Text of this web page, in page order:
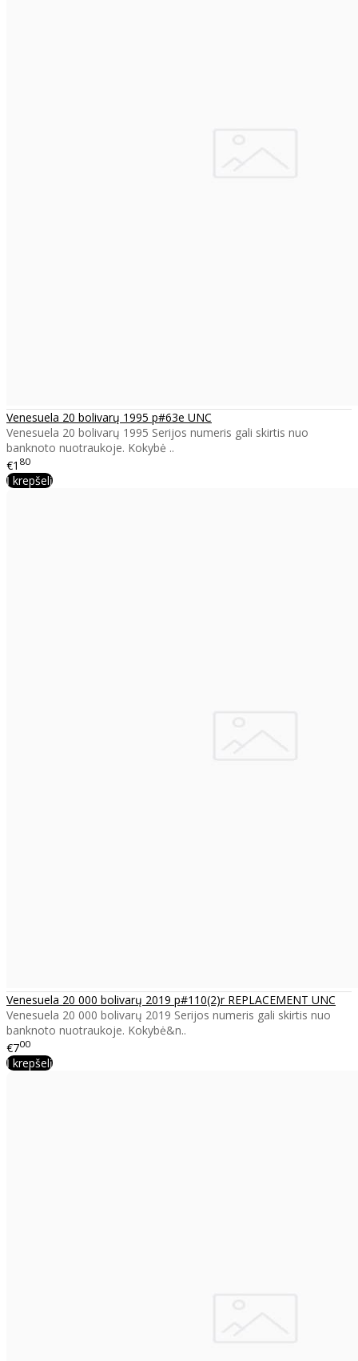
Venesuela 20 bolivarų 1995 p#63e UNC
Venesuela 20 bolivarų 1995 Serijos numeris gali skirtis nuo
banknoto nuotraukoje. Kokybė ..
€1 80
Į krepšelį
Venesuela 20 000 bolivarų 2019 p#110(2)r REPLACEMENT UNC
Venesuela 20 000 bolivarų 2019 Serijos numeris gali skirtis nuo
banknoto nuotraukoje. Kokybė&n..
€700
Į krepšelį